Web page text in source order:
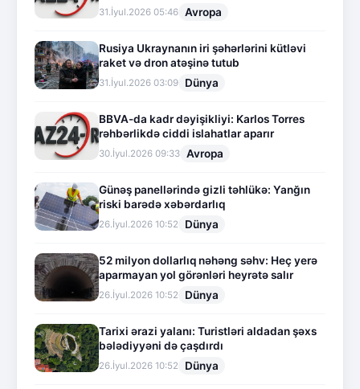
31.İyul.2026 05:46 Avropa
Rusiya Ukraynanın iri şəhərlərini kütləvi
raket və dron atəşinə tutub
31.İyul.2026 03:09 Dünya
BBVA-da kadr dəyişikliyi: Karlos Torres
rəhbərlikdə ciddi islahatlar aparır
30.İyul.2026 09:33 Avropa
Günəş panellərində gizli təhlükə: Yanğın
riski barədə xəbərdarlıq
26.İyul.2026 10:52 Dünya
52 milyon dollarlıq nəhəng səhv: Heç yerə
aparmayan yol görənləri heyrətə salır
26.İyul.2026 10:52 Dünya
Tarixi ərazi yalanı: Turistləri aldadan şəxs
bələdiyyəni də çaşdırdı
26.İyul.2026 10:52 Dünya